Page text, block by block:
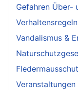
Gefahren Über-
Verhaltensregeln
Vandalismus &
Veranstaltungen